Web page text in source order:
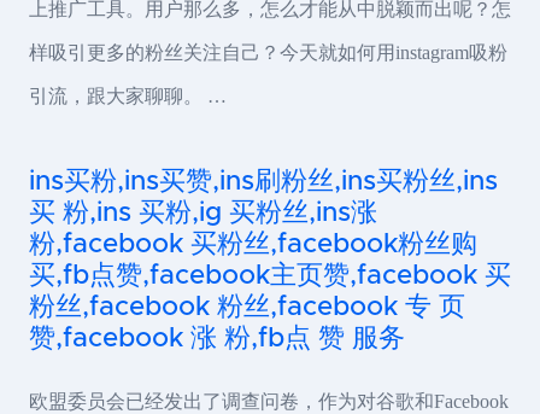
上推广工具。用户那么多，怎么才能从中脱颖而出呢？怎
样吸引更多的粉丝关注自己？今天就如何用instagram吸粉
引流，跟大家聊聊。 …
ins买粉,ins买赞,ins刷粉丝,ins买粉丝,ins
买 粉,ins 买粉,ig 买粉丝,ins涨
粉,facebook 买粉丝,facebook粉丝购
买,fb点赞,facebook主页赞,facebook 买
粉丝,facebook 粉丝,facebook 专 页
赞,facebook 涨 粉,fb点 赞 服务
欧盟委员会已经发出了调查问卷，作为对谷歌和Facebook